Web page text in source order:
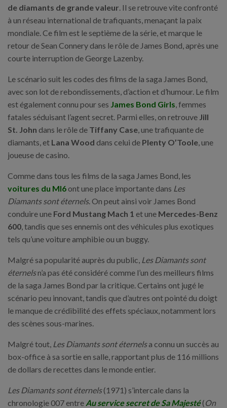
de diamants de grande valeur . Il se retrouve vite confronté
à un réseau international de trafiquants, menaçant la paix
mondiale. Ce film est le septième de la série, et marque le
retour de Sean Connery dans le rôle de James Bond, après une
courte interruption de George Lazenby.
Le scénario suit les codes des films de la saga James Bond,
avec son lot de rebondissements, d’action et d’humour. Le film
est également connu pour ses James Bond Girls , femmes
fatales séduisant l’agent secret. Parmi elles, on retrouve Jill
St. John dans le rôle de Tiffany Case , une trafiquante de
diamants, et Lana Wood dans celui de Plenty O’Toole , une
joueuse de casino.
Comme dans tous les films de la saga James Bond, les
voitures du MI6ont une place importante dans Les
Diamants sont éternels. On peut ainsi voir James Bond
conduire une Ford Mustang Mach 1 et une Mercedes-Benz
600 , tandis que ses ennemis ont des véhicules plus exotiques
tels qu’une voiture amphibie ou un buggy.
Malgré sa popularité auprès du public, Les Diamants sont
éternelsn’a pas été considéré comme l’un des meilleurs films
de la saga James Bond par la critique. Certains ont jugé le
scénario peu innovant, tandis que d’autres ont pointé du doigt
le manque de crédibilité des effets spéciaux, notamment lors
des scènes sous-marines.
Malgré tout, Les Diamants sont éternelsa connu un succès au
box-office à sa sortie en salle, rapportant plus de 116 millions
de dollars de recettes dans le monde entier.
Les Diamants sont éternels(1971) s’intercale dans la
chronologie 007 entre Au service secret de Sa Majesté(On